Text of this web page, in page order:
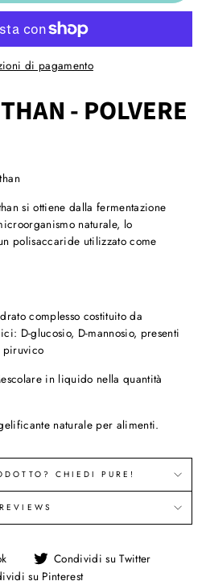
di pagamento
- POLVERE
si ottiene dalla fermentazione
naturale, lo
polisaccaride utilizzato come
complesso costituito da
D-glucosio, D-mannosio, presenti
piruvico
in liquido nella quantità
naturale per alimenti.
CHIEDI PURE!
REVIEWS
Condividi
su
Condividi su Twitter
su Pinterest